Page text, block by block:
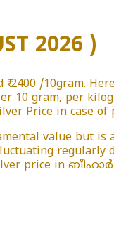
2026 )
2400 /10gram.
10 gram, per
Price in case
value but is
regularly
price in